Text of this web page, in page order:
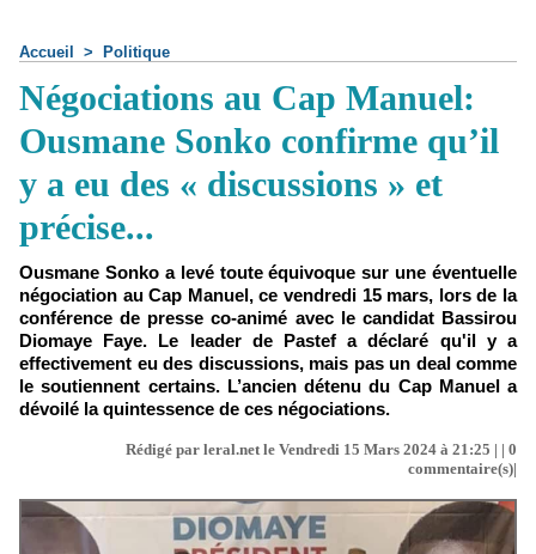
Accueil > Politique
Négociations au Cap Manuel:
Ousmane Sonko confirme qu’il
y a eu des « discussions » et
précise...
Ousmane Sonko a levé toute équivoque sur une éventuelle
négociation au Cap Manuel, ce vendredi 15 mars, lors de la
conférence de presse co-animé avec le candidat Bassirou
Diomaye Faye. Le leader de Pastef a déclaré qu'il y a
effectivement eu des discussions, mais pas un deal comme
le soutiennent certains. L’ancien détenu du Cap Manuel a
dévoilé la quintessence de ces négociations.
Rédigé par leral.net le Vendredi 15 Mars 2024 à 21:25 | | 0
commentaire(s)|